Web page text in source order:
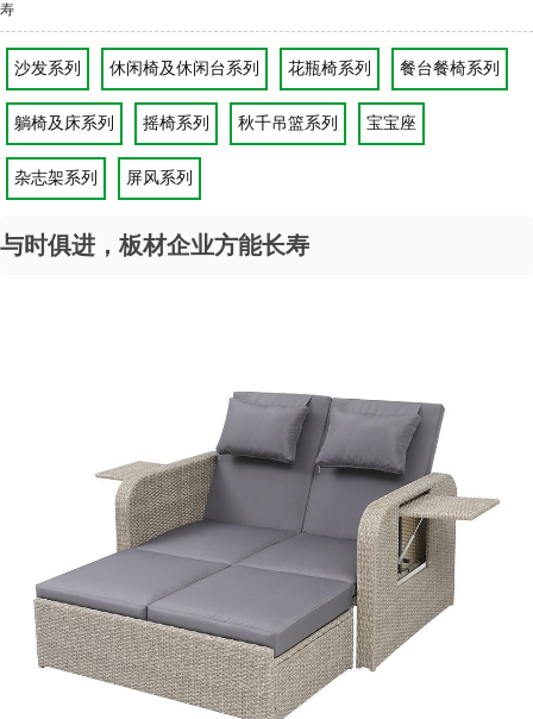
寿
沙发系列 休闲椅及休闲台系列 花瓶椅系列 餐台餐椅系列
躺椅及床系列 摇椅系列 秋千吊篮系列 宝宝座
杂志架系列 屏风系列
与时俱进，板材企业方能长寿